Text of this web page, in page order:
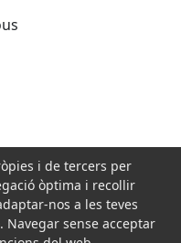
i de tercers per
òptima i recollir
nos a les teves
sense acceptar